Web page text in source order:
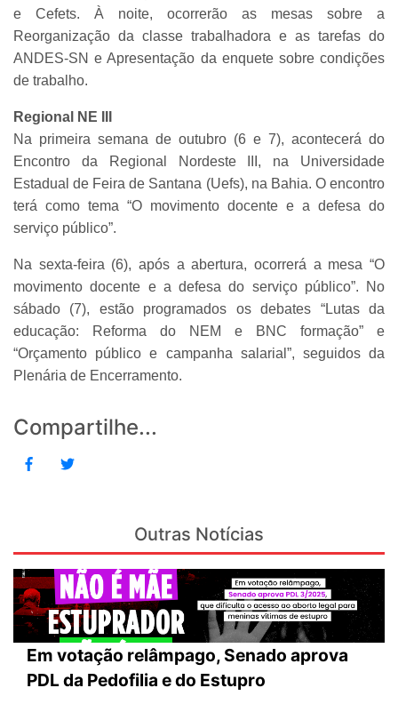
e Cefets. À noite, ocorrerão as mesas sobre a
Reorganização da classe trabalhadora e as tarefas do
ANDES-SN e Apresentação da enquete sobre condições
de trabalho.
Regional NE III
Na primeira semana de outubro (6 e 7), acontecerá do
Encontro da Regional Nordeste III, na Universidade
Estadual de Feira de Santana (Uefs), na Bahia. O encontro
terá como tema “O movimento docente e a defesa do
serviço público”.
Na sexta-feira (6), após a abertura, ocorrerá a mesa “O
movimento docente e a defesa do serviço público”. No
sábado (7), estão programados os debates “Lutas da
educação: Reforma do NEM e BNC formação” e
“Orçamento público e campanha salarial”, seguidos da
Plenária de Encerramento.
Compartilhe...
Outras Notícias
Em votação relâmpago, Senado aprova
PDL da Pedofilia e do Estupro